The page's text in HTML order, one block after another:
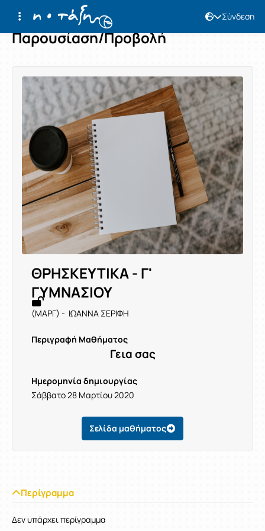
Σύνδεση
Παρουσίαση/Προβολή
ΘΡΗΣΚΕΥΤΙΚΑ - Γ'
ΓΥΜΝΑΣΙΟΥ
(ΜΑΡΓ) - ΙΩΑΝΝΑ ΣΕΡΙΦΗ
Περιγραφή Μαθήματος
Γεια σας
Ημερομηνία δημιουργίας
Σάββατο 28 Μαρτίου 2020
Σελίδα μαθήματος
Περίγραμμα
Δεν υπάρχει περίγραμμα